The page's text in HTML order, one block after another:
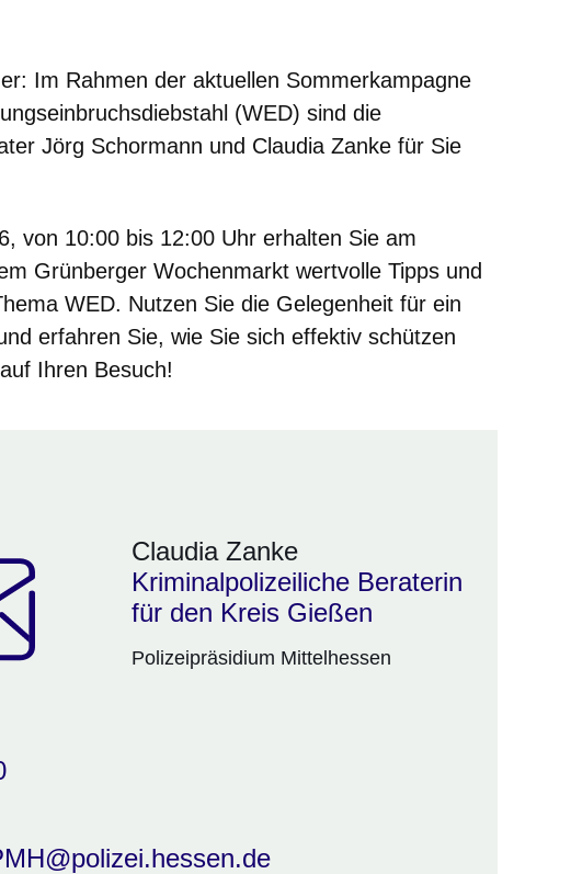
Im Rahmen der aktuellen Sommerkampagne
(WED) sind die
Jörg Schormann und Claudia Zanke für Sie
von 10:00 bis 12:00 Uhr erhalten Sie am
Grünberger Wochenmarkt wertvolle Tipps und
WED. Nutzen Sie die Gelegenheit für ein
erfahren Sie, wie Sie sich effektiv schützen
Ihren Besuch!
Claudia Zanke
Kriminalpolizeiliche Beraterin
für den Kreis Gießen
Polizeipräsidium Mittelhessen